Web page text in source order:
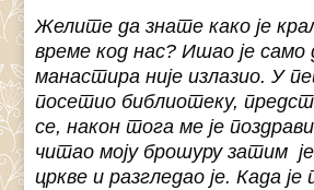
Желите да знате како је
време код нас? Ишао је само
манастира није излазио. У
посетио библиотеку,
се, након тога ме је
читао моју брошуру затим
цркве и разгледао је. Када